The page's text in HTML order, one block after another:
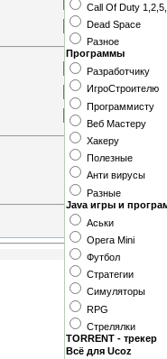
Call Of Duty
Dead Space
Разное
Программы
Разработчику
ИгроСтроителю
Программисту
Веб Мастеру
Хакеру
Полезные
Анти вирусы
Разные
Java игры и
Аськи
Opera Mini
Футбол
Стратегии
Симуляторы
RPG
Стрелялки
TORRENT - трекер
Всё для Ucoz